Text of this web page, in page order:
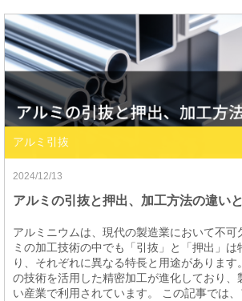
アルミ引抜
2024/12/13
アルミの引抜と押出、加工方法の違い
アルミニウムは、現代の製造業において不可
ミの加工技術の中でも「引抜」と「押出」は
り、それぞれに異なる特長と用途があります
の技術を活用した精密加工が進化しており、
い産業で利用されています。 この記事では